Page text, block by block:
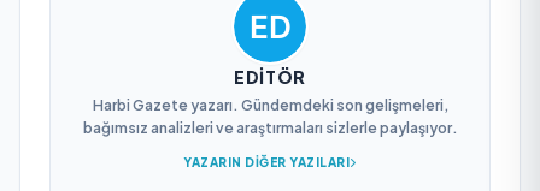
EDITÖR
Harbi Gazete yazarı. Gündemdeki son gelişmeleri,
bağımsız analizleri ve araştırmaları sizlerle paylaşıyor.
YAZARIN DIĞER YAZILARI